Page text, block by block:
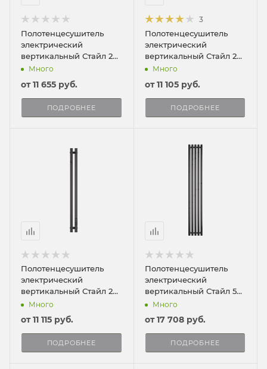
Полотенцесушитель
электрический
вертикальный Стайл 2
ПРО 120/8
Много
от11 655 руб.
ПОДРОБНЕЕ
3
Полотенцесушитель
электрический
вертикальный Стайл 2
120/10
Много
от11 105 руб.
ПОДРОБНЕЕ
Полотенцесушитель
электрический
вертикальный Стайл 2
ПРО 90/8
Много
от11 115 руб.
ПОДРОБНЕЕ
Полотенцесушитель
электрический
вертикальный Стайл 5
150/23
Много
от17 708 руб.
ПОДРОБНЕЕ